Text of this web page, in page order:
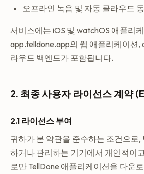
오프라인 녹음 및 자동 클라우드
서비스에는 iOS 및 watchOS 애플리
app.telldone.app의 웹 애플리케이션,
라우드 백엔드가 포함됩니다.
2. 최종 사용자 라이선스 계약
2.1 라이선스 부여
귀하가 본 약관을 준수하는 조건으로,
하거나 관리하는 기기에서 개인적이
로만 TellDone 애플리케이션을 다운